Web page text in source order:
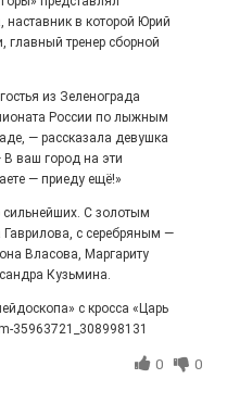
0
улица Горького
наставник в которой Юрий
главный тренер сборной
из Зеленограда
России по лыжным
— рассказала девушка
В ваш город на эти
— приеду ещё!»
С золотым
с серебряным —
Власова, Маргариту
Кузьмина.
с кросса «Царь
35963721_308998131
0 0